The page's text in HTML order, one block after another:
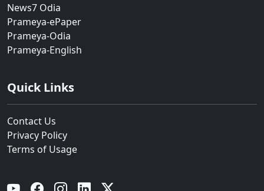
News7 Odia
Prameya-ePaper
Prameya-Odia
Prameya-English
Quick Links
Contact Us
Privacy Policy
Terms of Usage
YouTube Facebook Instagram Linkedin